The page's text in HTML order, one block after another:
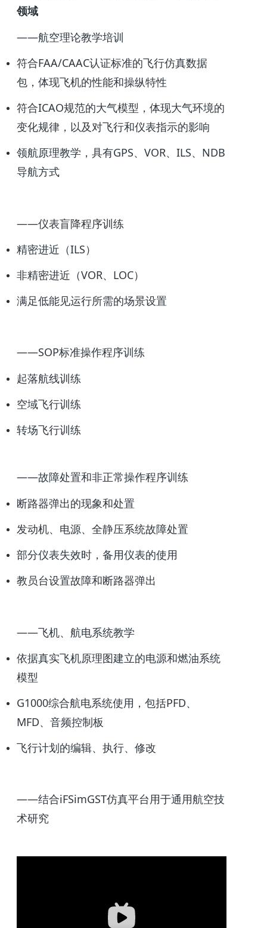
领域
——航空理论教学培训
符合FAA/CAAC认证标准的飞行仿真数据
包，体现飞机的性能和操纵特性
符合ICAO规范的大气模型，体现大气环境的
变化规律，以及对飞行和仪表指示的影响
领航原理教学，具有GPS、VOR、ILS、NDB
导航方式
——仪表盲降程序训练
精密进近（ILS）
非精密进近（VOR、LOC）
满足低能见运行所需的场景设置
——SOP标准操作程序训练
起落航线训练
空域飞行训练
转场飞行训练
——故障处置和非正常操作程序训练
断路器弹出的现象和处置
发动机、电源、全静压系统故障处置
部分仪表失效时，备用仪表的使用
教员台设置故障和断路器弹出
——飞机、航电系统教学
依据真实飞机原理图建立的电源和燃油系统
模型
G1000综合航电系统使用，包括PFD、
MFD、音频控制板
飞行计划的编辑、执行、修改
——结合iFSimGST仿真平台用于通用航空技
术研究